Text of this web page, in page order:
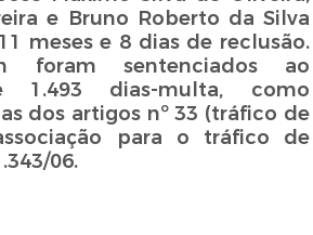
e Bruno Roberto da Silva
meses e 8 dias de reclusão.
foram sentenciados ao
1.493 dias-multa, como
dos artigos nº 33 (tráfico de
para o tráfico de
06.